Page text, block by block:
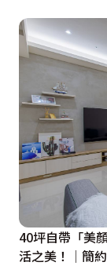
40坪自帶「美
活之美！│簡